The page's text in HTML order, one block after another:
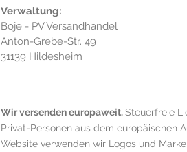
Verwaltung:
Boje - PV Versandhandel
Anton-Grebe-Str. 49
31139 Hildesheim
Wir versenden europaweit.Steuerfreie
Privat-Personen aus dem europäischen
Website verwenden wir Logos und